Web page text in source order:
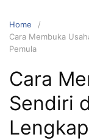
Home
Cara Membuka
Pemula
Cara
Sendiri